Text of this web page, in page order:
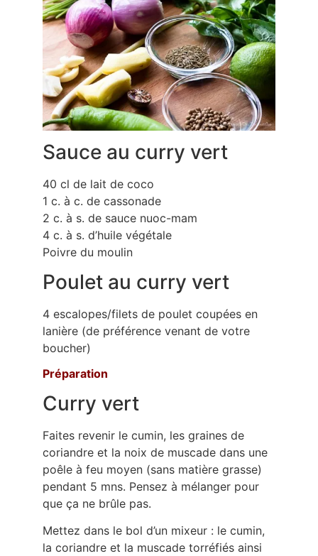
Sauce au curry vert
40 cl de lait de coco
1 c. à c. de cassonade
2 c. à s. de sauce nuoc-mam
4 c. à s. d’huile végétale
Poivre du moulin
Poulet au curry vert
4 escalopes/filets de poulet coupées en
lanière (de préférence venant de votre
boucher)
Préparation
Curry vert
Faites revenir le cumin, les graines de
coriandre et la noix de muscade dans une
poêle à feu moyen (sans matière grasse)
pendant 5 mns. Pensez à mélanger pour
que ça ne brûle pas.
Mettez dans le bol d’un mixeur : le cumin,
la coriandre et la muscade torréfiés ainsi